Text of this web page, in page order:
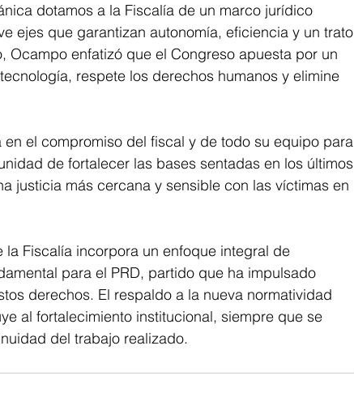
dotamos a la Fiscalía de un marco jurídico
ejes que garantizan autonomía, eficiencia y un trato
Ocampo enfatizó que el Congreso apuesta por un
respete los derechos humanos y elimine
el compromiso del fiscal y de todo su equipo para
de fortalecer las bases sentadas en los últimos
justicia más cercana y sensible con las víctimas en
Fiscalía incorpora un enfoque integral de
para el PRD, partido que ha impulsado
derechos. El respaldo a la nueva normatividad
al fortalecimiento institucional, siempre que se
del trabajo realizado.